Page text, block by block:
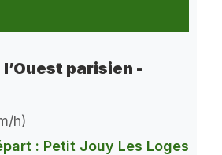
parisien -
h)
: Petit Jouy Les Loges